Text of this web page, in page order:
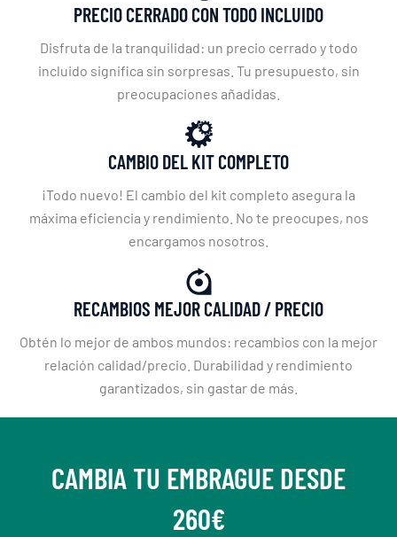
PRECIO CERRADO CON TODO INCLUIDO
Disfruta de la tranquilidad: un precio cerrado y todo
incluido significa sin sorpresas. Tu presupuesto, sin
preocupaciones añadidas.
CAMBIO DEL KIT COMPLETO
¡Todo nuevo! El cambio del kit completo asegura la
máxima eficiencia y rendimiento. No te preocupes, nos
encargamos nosotros.
RECAMBIOS MEJOR CALIDAD / PRECIO
Obtén lo mejor de ambos mundos: recambios con la mejor
relación calidad/precio. Durabilidad y rendimiento
garantizados, sin gastar de más.
CAMBIA TU EMBRAGUE DESDE
260€